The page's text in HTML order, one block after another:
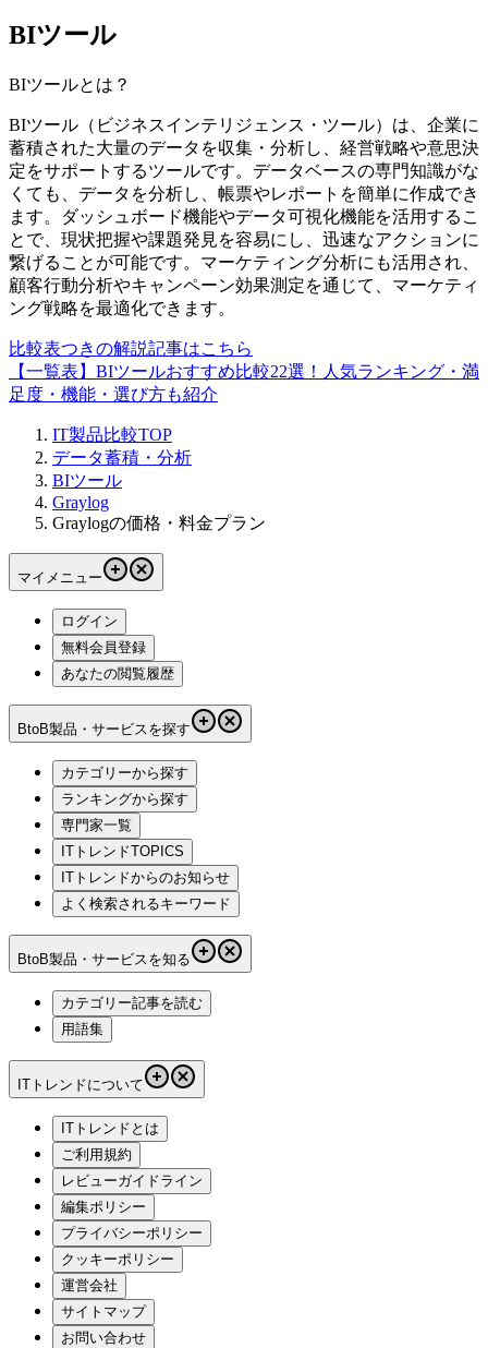
BIツール
BIツールとは？
BIツール（ビジネスインテリジェンス・ツール）は、企業に
蓄積された大量のデータを収集・分析し、経営戦略や意思決
定をサポートするツールです。データベースの専門知識がな
くても、データを分析し、帳票やレポートを簡単に作成でき
ます。ダッシュボード機能やデータ可視化機能を活用するこ
とで、現状把握や課題発見を容易にし、迅速なアクションに
繋げることが可能です。マーケティング分析にも活用され、
顧客行動分析やキャンペーン効果測定を通じて、マーケティ
ング戦略を最適化できます。
比較表つきの解説記事はこちら
【一覧表】BIツールおすすめ比較22選！人気ランキング・満
足度・機能・選び方も紹介
IT製品比較TOP
データ蓄積・分析
BIツール
Graylog
Graylogの価格・料金プラン
マイメニュー
ログイン
無料会員登録
あなたの閲覧履歴
BtoB製品・サービスを探す
カテゴリーから探す
ランキングから探す
専門家一覧
ITトレンドTOPICS
ITトレンドからのお知らせ
よく検索されるキーワード
BtoB製品・サービスを知る
カテゴリー記事を読む
用語集
ITトレンドについて
ITトレンドとは
ご利用規約
レビューガイドライン
編集ポリシー
プライバシーポリシー
クッキーポリシー
運営会社
サイトマップ
お問い合わせ